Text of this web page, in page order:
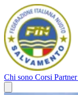
Chi sono Corsi Partner